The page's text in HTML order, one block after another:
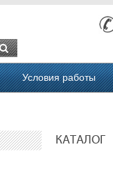
Условия работы
КАТАЛОГ